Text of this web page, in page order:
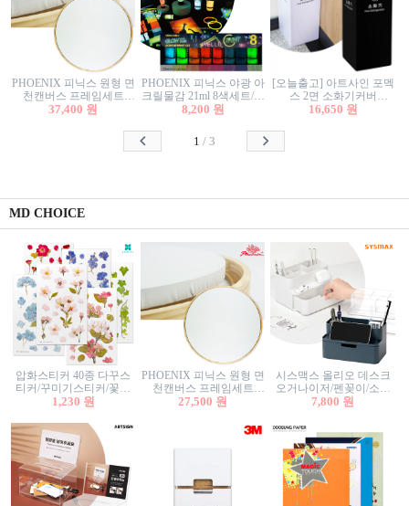
PHOENIX 피닉스 원형 면
천캔버스 프레임세트
40cm/원형캔버스/플로팅
37,400 원
PHOENIX 피닉스 야광 아
크릴물감 21ml 8색세트/야
광물감
8,200 원
[오늘출고] 아트사인 포멕
스 2면 소화기커버
1470/1471/소화기커버/소
함/소화기거치대/소화기
16,650 원
1 / 3
MD CHOICE
압화스티커 40종 다꾸스
티커/꾸미기스티커/꽃스
티커/압화꽃책갈피/팬시
1,230 원
PHOENIX 피닉스 원형 면
천캔버스 프레임세트
30cm/원형캔버스/플로팅
27,500 원
시스맥스 올리오 데스크
오거나이저/펜꽂이/소품
꽂이/소품함/정리함/수납
7,800 원